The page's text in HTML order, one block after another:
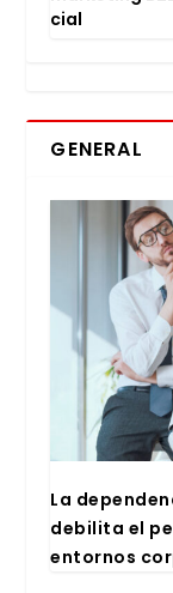
cial
GENERAL
La
debi­li­ta el
entor­nos